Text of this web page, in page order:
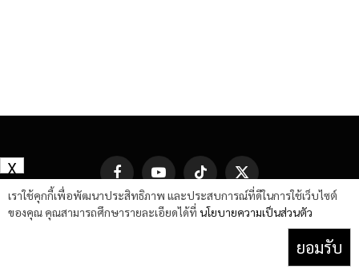
FacebookYouTube TikTok
X
(Twitter)
เราใช้คุกกี้เพื่อพัฒนาประสิทธิภาพ และประสบการณ์ที่ดีในการใช้เว็บไซต์
ของคุณ คุณสามารถศึกษารายละเอียดได้ที่ นโยบายความเป็นส่วนตัว
ยอมรับ
X